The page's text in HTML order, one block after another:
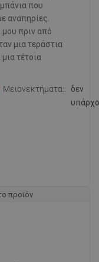
που
αναπηρίες.
πριν από
μια τεράστια
τέτοια
Μειονεκτήματα:
δεν
προϊόν